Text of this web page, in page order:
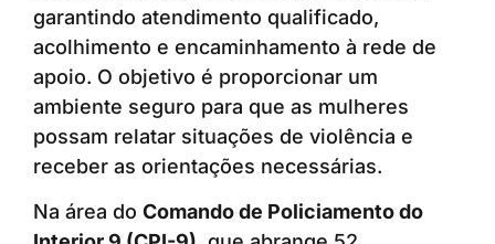
garantindo atendimento qualificado,
acolhimento e encaminhamento à rede de
apoio. O objetivo é proporcionar um
ambiente seguro para que as mulheres
possam relatar situações de violência e
receber as orientações necessárias.
Na área do Comando de Policiamento do